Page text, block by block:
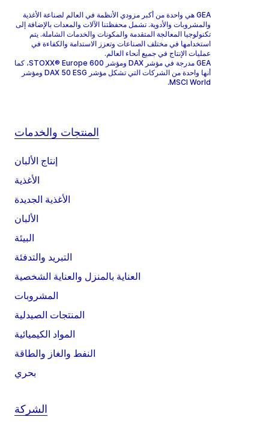
GEA هي واحدة من أكبر مزودي الأنظمة في العالم لصناعة الأغذية
والمشروبات والأدوية. تشمل محفظتنا الآلات والمعدات بالإضافة إلى
تكنولوجيا المعالجة المتقدمة والمكونات والخدمات الشاملة. يتم
استخدامها في مختلف الصناعات وتعزز الاستدامة والكفاءة في
عمليات الإنتاج في جميع أنحاء العالم.
GEA مدرجة في مؤشر DAX ومؤشر STOXX® Europe 600، كما
أنها واحدة من الشركات التي تشكل مؤشر DAX 50 ESG ومؤشر
MSCI World.
المنتجات والخدمات
إنتاج الألبان
الأغذية
الأغذية الجديدة
الألبان
البيئة
التبريد والتدفئة
العناية بالمنزل والعناية الشخصية
المشروبات
المنتجات الصيدلية
المواد الكيميائية
النفط والغاز والطاقة
بحري
الشركة